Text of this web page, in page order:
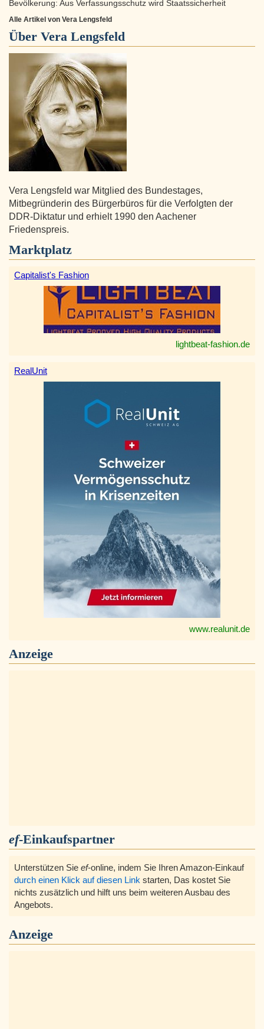
Bevölkerung: Aus Verfassungsschutz wird Staatssicherheit
Alle Artikel von Vera Lengsfeld
Über Vera Lengsfeld
Vera Lengsfeld war Mitglied des Bundestages,
Mitbegründerin des Bürgerbüros für die Verfolgten der
DDR-Diktatur und erhielt 1990 den Aachener
Friedenspreis.
Marktplatz
Capitalist's Fashion
lightbeat-fashion.de
RealUnit
www.realunit.de
Anzeige
ef-Einkaufspartner
Unterstützen Sie ef-online, indem Sie Ihren Amazon-Einkauf
durch einen Klick auf diesen Link starten, Das kostet Sie
nichts zusätzlich und hilft uns beim weiteren Ausbau des
Angebots.
Anzeige